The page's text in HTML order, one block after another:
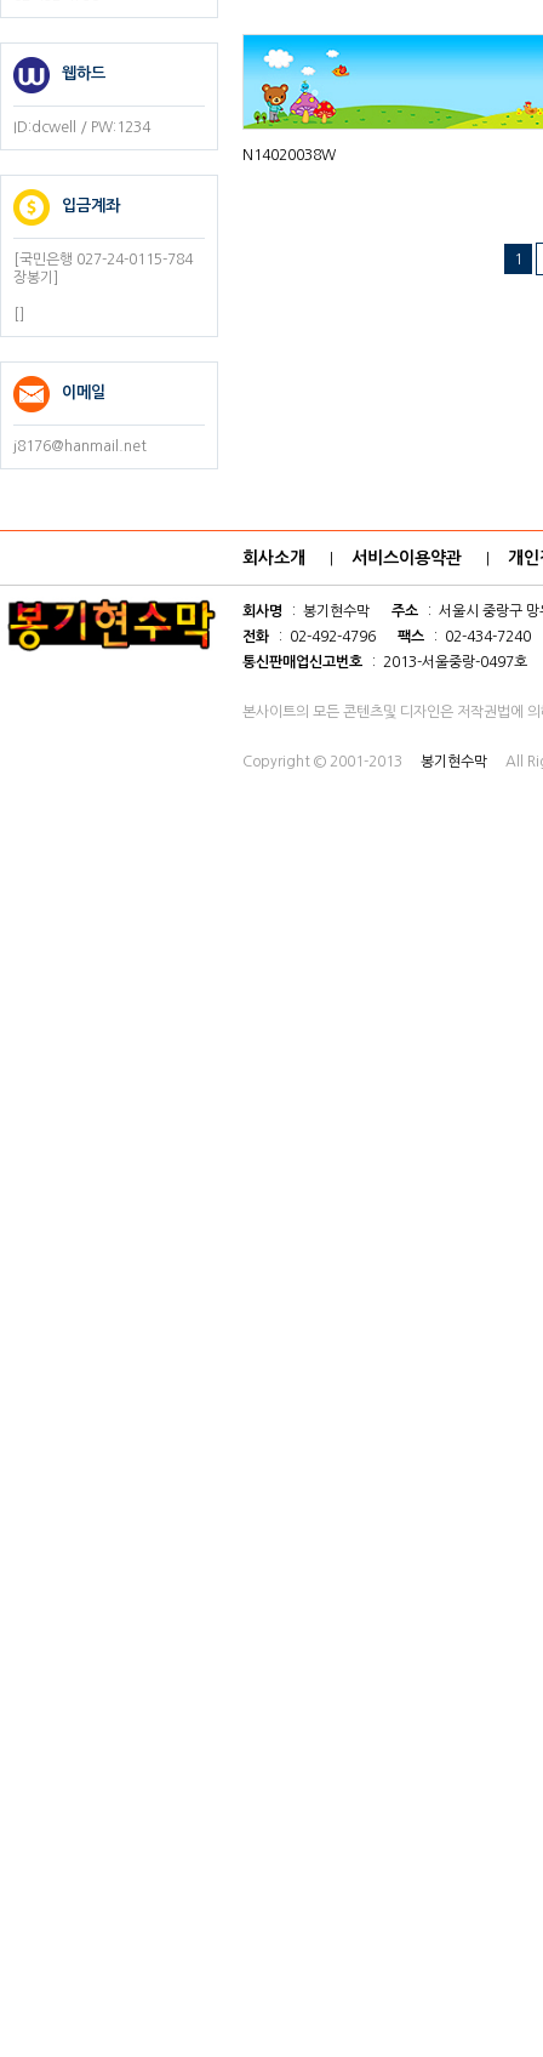
웹하드
ID:dcwell / PW:1234
입금계좌
[국민은행 027-24-0115-784
장봉기]
이메일
j8176@hanmail.net
N14020038W
1
회사소개 서비스이용약관 개인
회사명 : 봉기현수막 주소
: 서울시 중랑구
전화
: 02-492-4796 팩스
: 02-434-7240
통신판매업신고번호
: 2013-서울중랑-0497호
본사이트의 모든 콘텐츠및 디자인은 저작권법에
Copyright © 2001-2013 봉기현수막 All